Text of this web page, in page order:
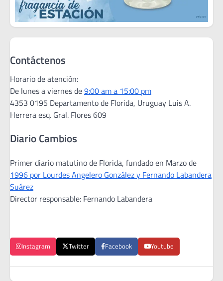
Contáctenos
Horario de atención:
De lunes a viernes de9:00 am a 15:00 pm
4353 0195 Departamento de Florida, Uruguay Luis A.
Herrera esq. Gral. Flores 609
Diario Cambios
Primer diario matutino de Florida, fundado en Marzo de
1996 por Lourdes Angelero González y Fernando Labandera
Suárez
Director responsable: Fernando Labandera
Instagram Twitter Facebook Youtube